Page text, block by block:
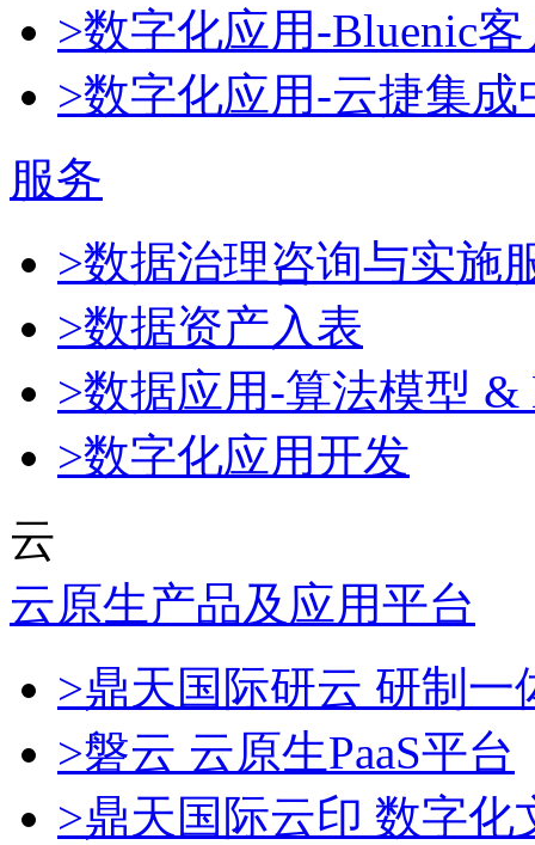
>数字化应用-Bluenic
>数字化应用-云捷集成
服务
>数据治理咨询与实施
>数据资产入表
>数据应用-算法模型 &
>数字化应用开发
云
云原生产品及应用平台
>鼎天国际研云 研制
>磐云 云原生PaaS平台
>鼎天国际云印 数字化